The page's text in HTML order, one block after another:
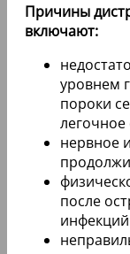
Причины
включают:
уровнем
пороки
легочное
нервное
после